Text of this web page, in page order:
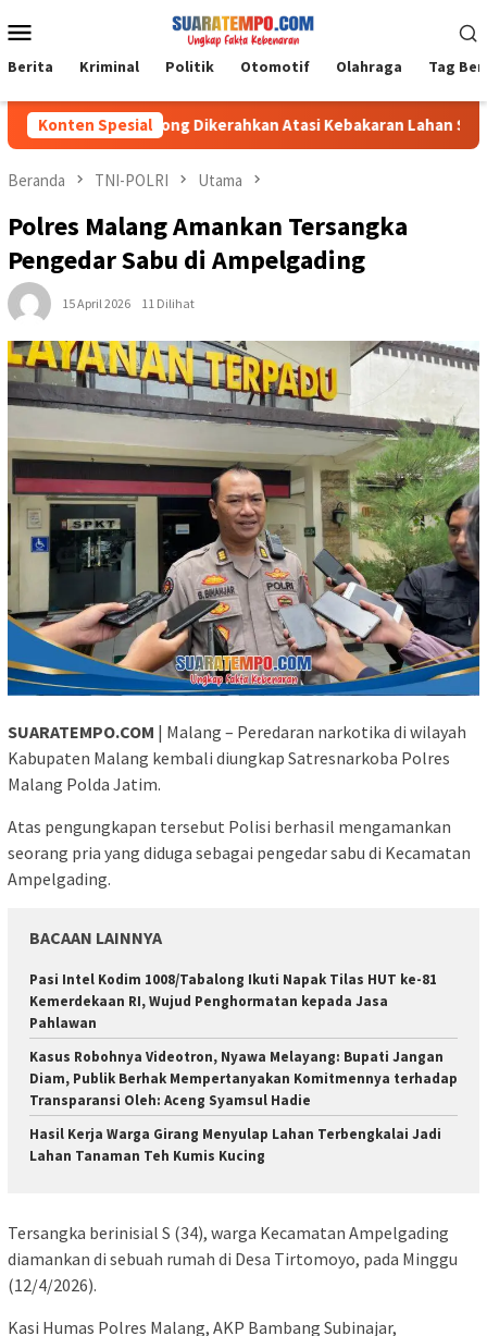
ke
kontenMobile
Berita Kriminal Politik Otomotif Olahraga Tag
Konten Spesial
1008/Tabalong Dikerahkan Atasi Kebakaran Lahan Seluas 0,5
Beranda TNI-POLRI Utama
Polres Malang Amankan Tersangka
Pengedar Sabu di Ampelgading
15 April 2026 11 Dilihat
SUARATEMPO.COM | Malang – Peredaran narkotika di wilayah
Kabupaten Malang kembali diungkap Satresnarkoba Polres
Malang Polda Jatim.
Atas pengungkapan tersebut Polisi berhasil mengamankan
seorang pria yang diduga sebagai pengedar sabu di Kecamatan
Ampelgading.
BACAAN LAINNYA
Pasi Intel Kodim 1008/Tabalong Ikuti Napak Tilas HUT ke-81
Kemerdekaan RI, Wujud Penghormatan kepada Jasa
Pahlawan
Kasus Robohnya Videotron, Nyawa Melayang: Bupati Jangan
Diam, Publik Berhak Mempertanyakan Komitmennya terhadap
Transparansi Oleh: Aceng Syamsul Hadie
Hasil Kerja Warga Girang Menyulap Lahan Terbengkalai Jadi
Lahan Tanaman Teh Kumis Kucing
Tersangka berinisial S (34), warga Kecamatan Ampelgading
diamankan di sebuah rumah di Desa Tirtomoyo, pada Minggu
(12/4/2026).
Kasi Humas Polres Malang, AKP Bambang Subinajar,